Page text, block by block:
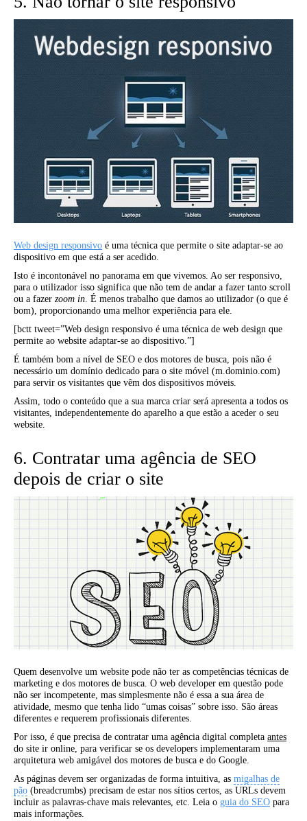
Web design responsivo é uma técnica que permite o site adaptar-se ao
dispositivo em que está a ser acedido.
Isto é incontonável no panorama em que vivemos. Ao ser responsivo,
para o utilizador isso significa que não tem de andar a fazer tanto scroll
ou a fazer zoom in . É menos trabalho que damos ao utilizador (o que é
bom), proporcionando uma melhor experiência para ele.
[bctt tweet=”Web design responsivo é uma técnica de web design que
permite ao website adaptar-se ao dispositivo.”]
É também bom a nível de SEO e dos motores de busca, pois não é
necessário um domínio dedicado para o site móvel (m.dominio.com)
para servir os visitantes que vêm dos dispositivos móveis.
Assim, todo o conteúdo que a sua marca criar será apresenta a todos os
visitantes, independentemente do aparelho a que estão a aceder o seu
website.
6. Contratar uma agência de SEO
depois de criar o site
Quem desenvolve um website pode não ter as competências técnicas de
marketing e dos motores de busca. O web developer em questão pode
não ser incompetente, mas simplesmente não é essa a sua área de
atividade, mesmo que tenha lido “umas coisas” sobre isso. São áreas
diferentes e requerem profissionais diferentes.
Por isso, é que precisa de contratar uma agência digital completa antes
do site ir online, para verificar se os developers implementaram uma
arquitetura web amigável dos motores de busca e do Google.
As páginas devem ser organizadas de forma intuitiva, as migalhas de
pão (breadcrumbs) precisam de estar nos sítios certos, as URLs devem
incluir as palavras-chave mais relevantes, etc. Leia o guia do SEO para
mais informações.